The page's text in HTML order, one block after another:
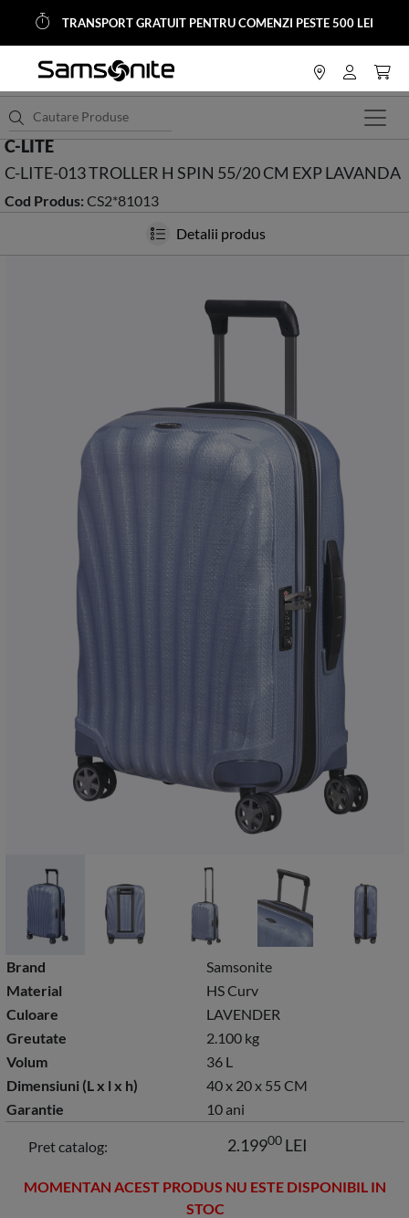
TRANSPORT GRATUIT PENTRU COMENZI PESTE 500 LEI
<HOME Trolere si Genti Calatorie
C-LITE
C-LITE-013 TROLLER H SPIN 55/20 CM EXP LAVANDA
Cod Produs: CS2*81013
Detalii produs
Brand
Samsonite
Material
HS Curv
Culoare
LAVENDER
Greutate
2.100 kg
Volum
36 L
Dimensiuni (L x l x h)
40 x 20 x 55 CM
Garantie
10 ani
Pret catalog: 2.19900 LEI
MOMENTAN ACEST PRODUS NU ESTE DISPONIBIL IN
STOC